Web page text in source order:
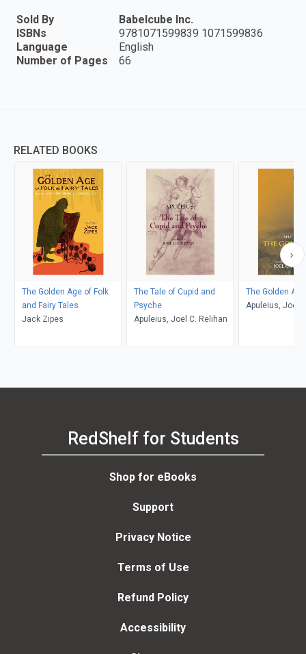
Sold By
Babelcube Inc.
ISBNs
9781071599839 1071599836
Language
English
Number of Pages
66
RELATED BOOKS
The Golden Age of Folk
and Fairy Tales
Jack Zipes
The Tale of Cupid and
Psyche
Apuleius, Joel C. Relihan
The Golden Ass
Apuleius, Joel
RedShelf for Students
Shop for eBooks
Support
Privacy Notice
Terms of Use
Refund Policy
Accessibility